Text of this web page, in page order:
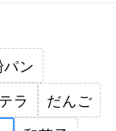
ン
ラ
だんご